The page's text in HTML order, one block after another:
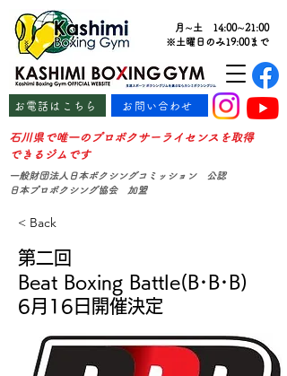
月∼土 14:00∼21:00
※土曜日のみ19:00まで
お電話はこちら お問い合わせ
石川県で唯一のプロボクサーライセンスを取得
できるジムです
一般財団法人日本ボクシングコミッション 公認
日本プロボクシング協会 加盟
< Back
第二回
Beat Boxing Battle(B･B･B)
6月16日開催決定